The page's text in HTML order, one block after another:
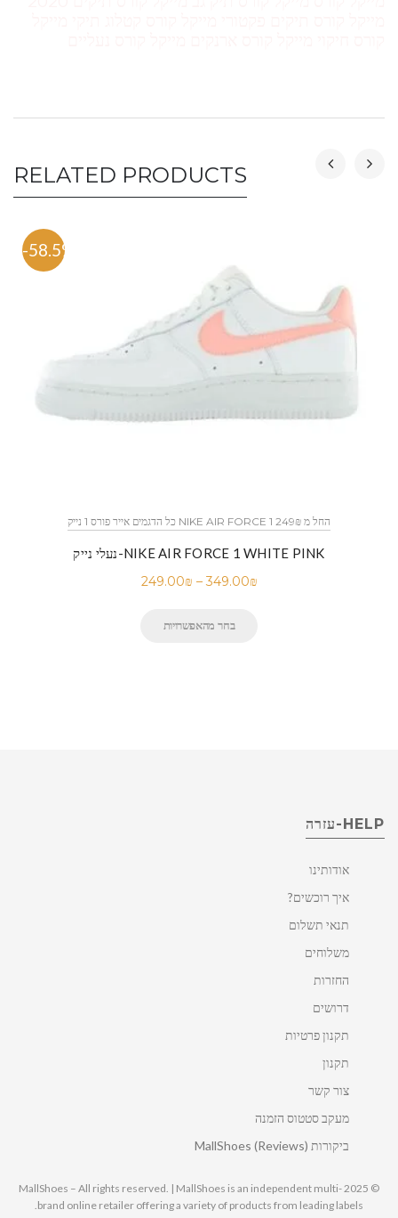
RELATED PRODUCTS
-58.5%
כל הדגמים אייר פורס 1 נייק NIKE AIR FORCE 1 החל מ 249₪
נעלי נייק-NIKE AIR FORCE 1 WHITE PINK
249.00₪ – 349.00₪
בחר מהאפשרויות
HELP-עזרה
אודותינו
איך רוכשים?
תנאי תשלום
משלוחים
החזרות
דרושים
תקנון פרטיות
תקנון
צור קשר
מעקב סטטוס הזמנה
ביקורות MallShoes (Reviews)
© 2025 MallShoes – All rights reserved. | MallShoes is an independent multi-
brand online retailer offering a variety of products from leading labels.